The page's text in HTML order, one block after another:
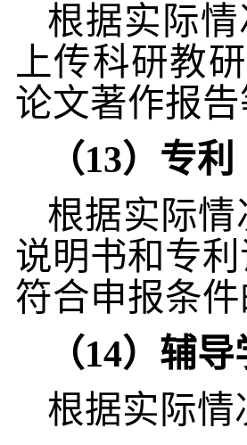
根据实际
上传科研教
论文著作报
（13）专利
根据实际
说明书和专
符合申报条
（14）辅
根据实际